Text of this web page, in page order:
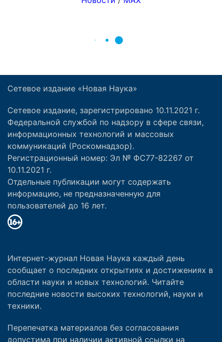
Сетевое издание «Новая Наука»
Сетевое издание, зарегистрировано 10.11.2021 г.
Федеральной службой по надзору в сфере связи,
информационных технологий и массовых
коммуникаций (Роскомнадзор).
Регистрационный номер: Эл № ФС77-82267 от
10.11.2021 г.
Отдельные публикации могут содержать
информацию, не предназначенную для
пользователей до 16 лет.
Интернет-журнал Новая Наука каждый день
сообщает о последних открытиях и достижениях в
области науки и новых технологий. Читайте
последние новости высоких технологий, науки и
техники.
Перепечатка материалов без согласования
допустима при наличии активной ссылки на